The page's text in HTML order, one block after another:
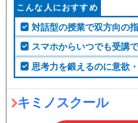
こんな人におすすめ
対話型の授業で双方向の
スマホからいつでも受講
思考力を鍛えるのに意欲
キミノスクール